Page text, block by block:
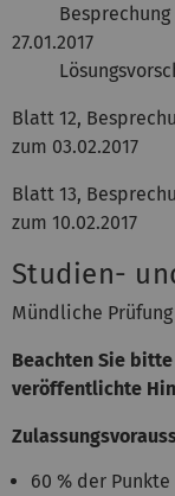
Besprechung in
27.01.2017
Blatt 12,
zum 03.02.2017
Blatt 13,
zum 10.02.2017
Studien-
Mündliche
Beachten Sie
veröffentlichte
60 % der